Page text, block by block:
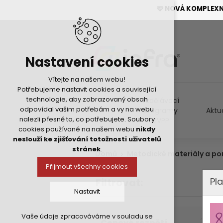
🩷 NOVÁ
Nastavení cookies
Vítejte na našem webu!
Potřebujeme nastavit cookies a související
technologie, aby zobrazovaný obsah
odpovídal vašim potřebám a vy na webu
nalezli přesně to, co potřebujete. Soubory
cookies používané na našem webu nikdy
neslouží ke zjišťování totožnosti uživatelů
stránek.
Přijmout všechny cookies
Nastavit
Vaše údaje zpracováváme v souladu se
Vzdělávací
programy
DVPP
Domů Metodické materiály a
Filtrovat: